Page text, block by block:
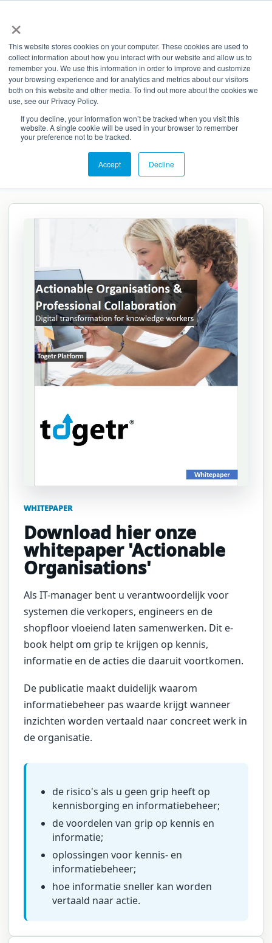
×
This website stores cookies on your computer. These cookies are used to
collect information about how you interact with our website and allow us to
remember you. We use this information in order to improve and customize
your browsing experience and for analytics and metrics about our visitors
both on this website and other media. To find out more about the cookies we
use, see our Privacy Policy.
If you decline, your information won’t be tracked when you visit this
website. A single cookie will be used in your browser to remember
your preference not to be tracked.
Accept Decline
TOGETR
Actionable
Organisations
WHITEPAPER
Download hier onze
whitepaper 'Actionable
Organisations'
Als IT-manager bent u verantwoordelijk voor
systemen die verkopers, engineers en de
shopfloor vloeiend laten samenwerken. Dit e-
book helpt om grip te krijgen op kennis,
informatie en de acties die daaruit voortkomen.
De publicatie maakt duidelijk waarom
informatiebeheer pas waarde krijgt wanneer
inzichten worden vertaald naar concreet werk in
de organisatie.
de risico's als u geen grip heeft op
kennisborging en informatiebeheer;
de voordelen van grip op kennis en
informatie;
oplossingen voor kennis- en
informatiebeheer;
hoe informatie sneller kan worden
vertaald naar actie.